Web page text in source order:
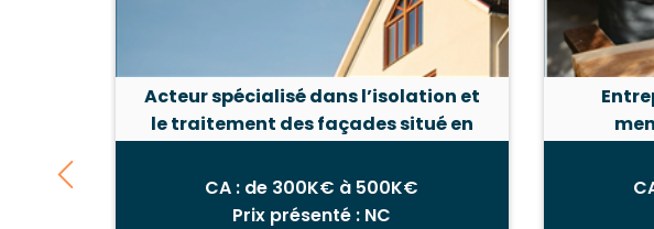
Acteur spécialisé dans l’isolation et
le traitement des façades situé en
CA : de 300K€ à 500K€
Prix présenté : NC